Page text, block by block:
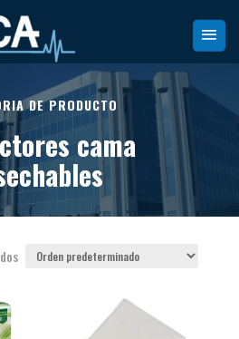
DE PRODUCTO
cama